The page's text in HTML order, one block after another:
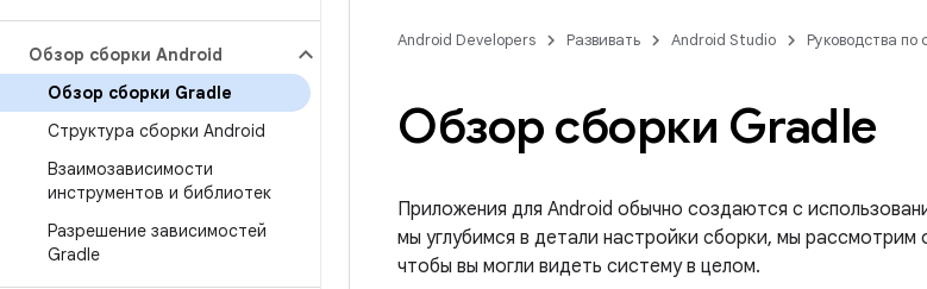
Обзор сборки Android
Обзор сборки Gradle
Структура сборки Android
Взаимозависимости
инструментов и библиотек
Разрешение зависимостей
Gradle
Android Developers Развивать Android Studio Руководства по
Обзор сборки Gradle
Приложения для Android обычно создаются с
мы углубимся в детали настройки сборки, мы
чтобы вы могли видеть систему в целом.